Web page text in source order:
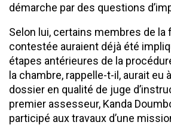
démarche par des questions
Selon lui, certains membres de la
contestée auraient déjà été
étapes antérieures de la
la chambre, rappelle-t-il, aurait eu
dossier en qualité de juge
premier assesseur, Kanda
participé aux travaux d’une